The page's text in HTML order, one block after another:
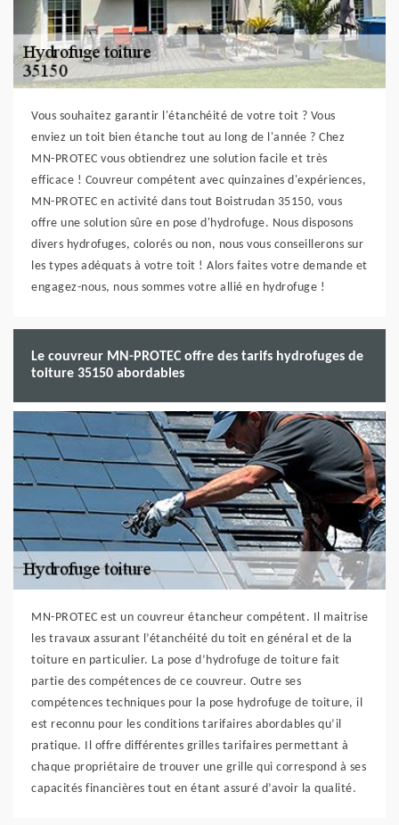
Vous souhaitez garantir l'étanchéité de votre toit ? Vous
enviez un toit bien étanche tout au long de l'année ? Chez
MN-PROTEC vous obtiendrez une solution facile et très
efficace ! Couvreur compétent avec quinzaines d'expériences,
MN-PROTEC en activité dans tout Boistrudan 35150, vous
offre une solution sûre en pose d'hydrofuge. Nous disposons
divers hydrofuges, colorés ou non, nous vous conseillerons sur
les types adéquats à votre toit ! Alors faites votre demande et
engagez-nous, nous sommes votre allié en hydrofuge !
Le couvreur MN-PROTEC offre des tarifs hydrofuges de
toiture 35150 abordables
MN-PROTEC est un couvreur étancheur compétent. Il maitrise
les travaux assurant l’étanchéité du toit en général et de la
toiture en particulier. La pose d’hydrofuge de toiture fait
partie des compétences de ce couvreur. Outre ses
compétences techniques pour la pose hydrofuge de toiture, il
est reconnu pour les conditions tarifaires abordables qu’il
pratique. Il offre différentes grilles tarifaires permettant à
chaque propriétaire de trouver une grille qui correspond à ses
capacités financières tout en étant assuré d’avoir la qualité.